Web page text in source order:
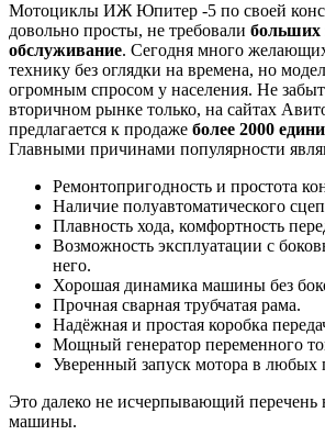
Мотоциклы ИЖ Юпитер -5 по своей
довольно просты, не требовали больших
обслуживание. Сегодня много
технику без оглядки на времена, но
огромным спросом у населения. Не
вторичном рынке только, на сайтах
предлагается к продаже более 2000
Главными причинами популярности
Ремонтопригодность и простота
Наличие полуавтоматического
Плавность хода, комфортность
Возможность эксплуатации с
него.
Хорошая динамика машины без
Прочная сварная трубчатая рама.
Надёжная и простая коробка
Мощный генератор переменного
Уверенный запуск мотора в любых
Это далеко не исчерпывающий перечень
машины.